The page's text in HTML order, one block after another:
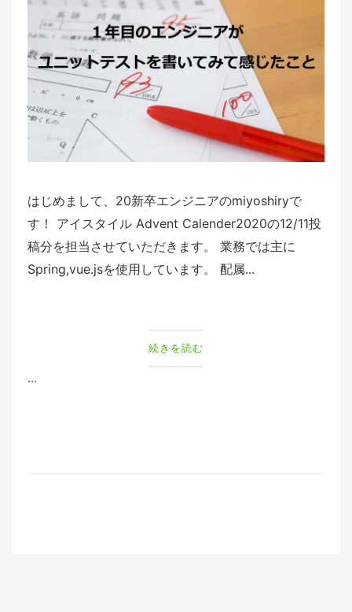
はじめまして、20新卒エンジニアのmiyoshiryで
す！ アイスタイル Advent Calender2020の12/11投
稿分を担当させていただきます。 業務では主に
Spring,vue.jsを使用しています。 配属...
続きを読む
...